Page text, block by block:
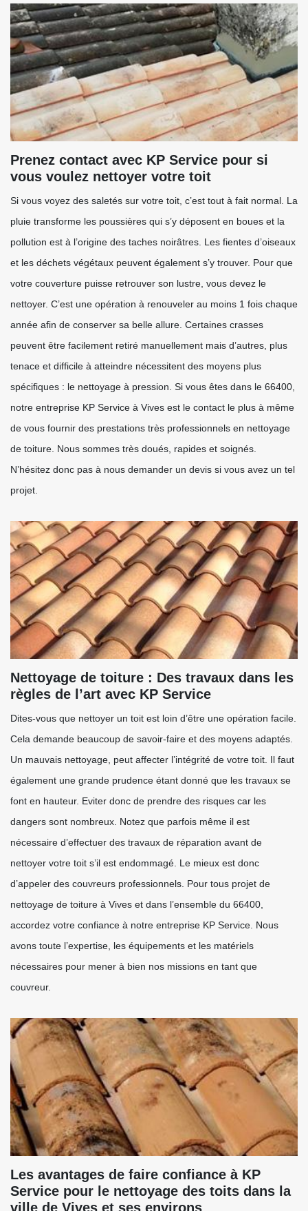
Prenez contact avec KP Service pour si
vous voulez nettoyer votre toit
Si vous voyez des saletés sur votre toit, c’est tout à fait normal. La
pluie transforme les poussières qui s’y déposent en boues et la
pollution est à l’origine des taches noirâtres. Les fientes d’oiseaux
et les déchets végétaux peuvent également s’y trouver. Pour que
votre couverture puisse retrouver son lustre, vous devez le
nettoyer. C’est une opération à renouveler au moins 1 fois chaque
année afin de conserver sa belle allure. Certaines crasses
peuvent être facilement retiré manuellement mais d’autres, plus
tenace et difficile à atteindre nécessitent des moyens plus
spécifiques : le nettoyage à pression. Si vous êtes dans le 66400,
notre entreprise KP Service à Vives est le contact le plus à même
de vous fournir des prestations très professionnels en nettoyage
de toiture. Nous sommes très doués, rapides et soignés.
N’hésitez donc pas à nous demander un devis si vous avez un tel
projet.
Nettoyage de toiture : Des travaux dans les
règles de l’art avec KP Service
Dites-vous que nettoyer un toit est loin d’être une opération facile.
Cela demande beaucoup de savoir-faire et des moyens adaptés.
Un mauvais nettoyage, peut affecter l’intégrité de votre toit. Il faut
également une grande prudence étant donné que les travaux se
font en hauteur. Eviter donc de prendre des risques car les
dangers sont nombreux. Notez que parfois même il est
nécessaire d’effectuer des travaux de réparation avant de
nettoyer votre toit s’il est endommagé. Le mieux est donc
d’appeler des couvreurs professionnels. Pour tous projet de
nettoyage de toiture à Vives et dans l’ensemble du 66400,
accordez votre confiance à notre entreprise KP Service. Nous
avons toute l’expertise, les équipements et les matériels
nécessaires pour mener à bien nos missions en tant que
couvreur.
Les avantages de faire confiance à KP
Service pour le nettoyage des toits dans la
ville de Vives et ses environs